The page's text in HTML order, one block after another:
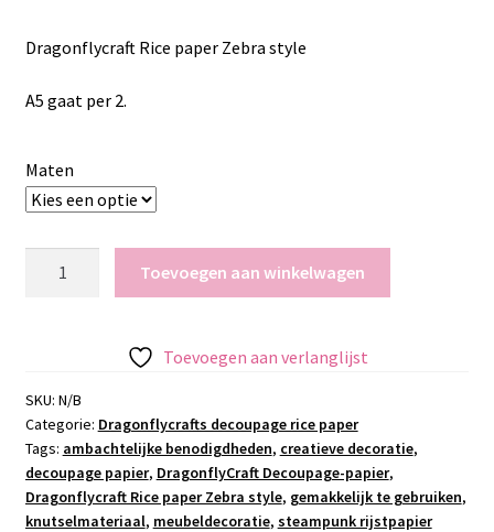
Dragonflycraft Rice paper Zebra style
A5 gaat per 2.
Maten
style
aantal
Toevoegen aan winkelwagen
Toevoegen aan verlanglijst
SKU: N/B
Categorie: Dragonflycrafts decoupage rice paper
Tags: ambachtelijke benodigdheden, creatieve decoratie,
decoupage papier, DragonflyCraft Decoupage-papier,
Dragonflycraft Rice paper Zebra style, gemakkelijk te gebruiken,
knutselmateriaal, meubeldecoratie, steampunk rijstpapier